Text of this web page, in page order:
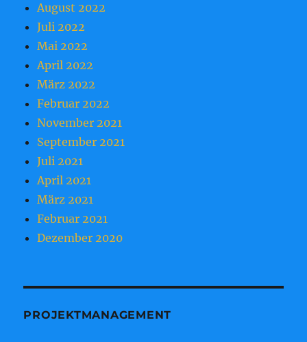
August 2022
Juli 2022
Mai 2022
April 2022
März 2022
Februar 2022
November 2021
September 2021
Juli 2021
April 2021
März 2021
Februar 2021
Dezember 2020
PROJEKTMANAGEMENT